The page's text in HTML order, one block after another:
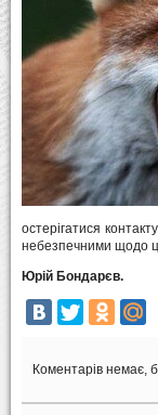
остерігатися
небезпечними щодо
Юрій Бондарєв.
Коментарів немає,